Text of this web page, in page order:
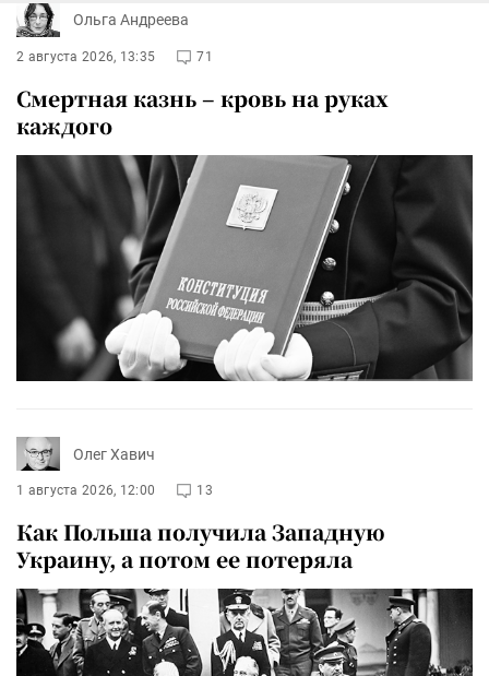
Ольга Андреева
2 августа 2026, 13:35 71
Смертная казнь – кровь на руках
каждого
Олег Хавич
1 августа 2026, 12:00 13
Как Польша получила Западную
Украину, а потом ее потеряла